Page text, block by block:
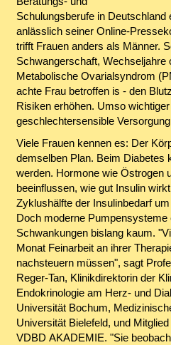
Schulungsberufe in
anlässlich seiner Online-
trifft Frauen anders als Männer.
Schwangerschaft, Wechseljahre
Metabolische Ovarialsyndrom
achte Frau betroffen is - den
Risiken erhöhen. Umso
geschlechtersensible
Viele Frauen kennen es: Der
demselben Plan. Beim Diabetes
werden. Hormone wie Östrogen
beeinflussen, wie gut Insulin
Zyklushälfte der Insulinbedarf
Doch moderne Pumpensysteme
Schwankungen bislang kaum.
Monat Feinarbeit an ihrer
nachsteuern müssen", sagt
Reger-Tan, Klinikdirektorin der
Endokrinologie am Herz- und
Universität Bochum,
Universität Bielefeld, und
VDBD AKADEMIE. "Sie